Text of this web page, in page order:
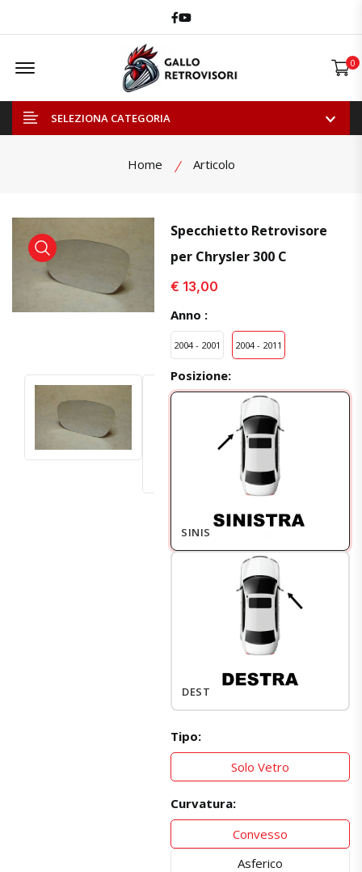
Facebook
Youtube
Offcanvas Menu Open 0
SELEZIONA CATEGORIA
Home Articolo
visualizza prodotto visualizza prodotto
Specchietto Retrovisore
per Chrysler 300 C
€ 13,00
Anno :
2004 - 2001 2004 - 2011
Posizione:
SINISTRO
DESTRO
Tipo:
Solo Vetro
Curvatura:
Convesso
Asferico